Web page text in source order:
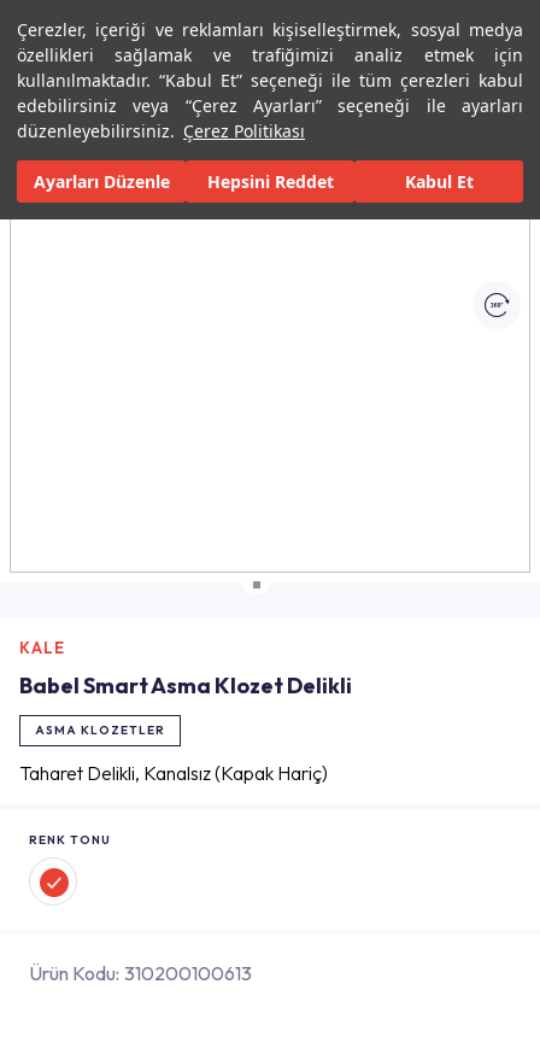
Çerezler, içeriği ve reklamları kişiselleştirmek, sosyal medya
özellikleri sağlamak ve trafiğimizi analiz etmek için
kullanılmaktadır. “Kabul Et” seçeneği ile tüm çerezleri kabul
edebilirsiniz veya “Çerez Ayarları” seçeneği ile ayarları
düzenleyebilirsiniz. Çerez Politikası
Ayarları Düzenle Hepsini Reddet Kabul Et
Menü Menü
Ana Sayfa Banyolar Seramik Banyo Ürünleri Klozetler
Tüm Görseller(1)
KALE
Babel Smart Asma Klozet Delikli
ASMA KLOZETLER
Taharet Delikli, Kanalsız (Kapak Hariç)
RENK TONU
Ürün Kodu: 310200100613